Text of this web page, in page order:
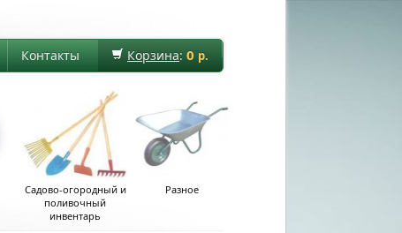
Корзина: 0 р.
Контакты
Садово-огородный и
поливочный
инвентарь
Разное